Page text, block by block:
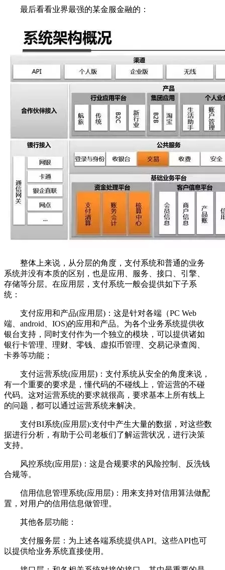
最后看看业界最强的某金服金融的：
整体上来说，从分层的角度，支付系统和普通的业务
系统并没有本质的区别，也是应用、服务、接口、引擎、
存储等分层。在应用层，支付系统一般会提供如下子系
统：
支付应用和产品(应用层)：这是针对各端（PC Web
端、android、IOS)的应用和产品。为各个业务系统提供收
银台支持，同时支付作为一个独立的模块，可以提供诸如
银行卡管理、理财、零钱、虚拟币管理、交易记录查阅、
卡券等功能；
支付运营系统(应用层)：支付系统从安全的角度来说，
有一个重要的要求是，懂代码的不碰线上，管运营的不碰
代码。这对运营系统的要求就很高，要求基本上所有线上
的问题，都可以通过运营系统来解决。
支付BI系统(应用层):支付中产生大量的数据，对这些数
据进行分析，有助于公司老板们了解运营状况，进行决策
支持。
风控系统(应用层)：这是合规要求的风险控制、反洗钱
合规等。
信用信息管理系统(应用层)：用来支持对信用算法做配
置，对用户的信用信息做管理。
其他各层功能：
支付服务层：为上述各端系统提供API。这些API也可
以提供给业务系统直接使用。